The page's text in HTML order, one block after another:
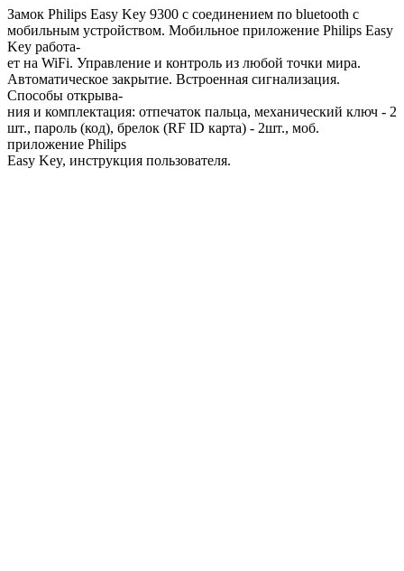
Замок Philips Easy Key 9300 с соединением по bluetooth с
мобильным устройством. Мобильное приложение Philips Easy
Key работа-
ет на WiFi. Управление и контроль из любой точки мира.
Автоматическое закрытие. Встроенная сигнализация.
Способы открыва-
ния и комплектация: отпечаток пальца, механический ключ - 2
шт., пароль (код), брелок (RF ID карта) - 2шт., моб.
приложение Philips
Easy Key, инструкция пользователя.